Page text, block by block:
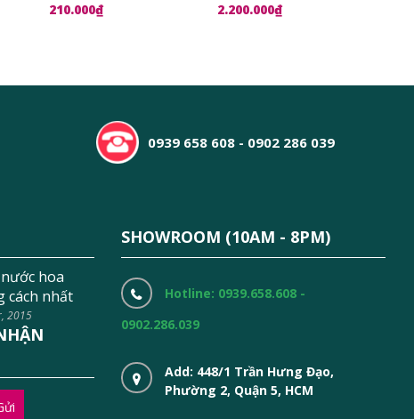
210.000₫ 2.200.000₫
0939 658 608 - 0902 286 039
hoa
cách nhất
2015
SHOWROOM (10AM - 8PM)
Hotline: 0939.658.608 -
0902.286.039
Add: 448/1 Trần Hưng Đạo,
Phường 2, Quận 5, HCM